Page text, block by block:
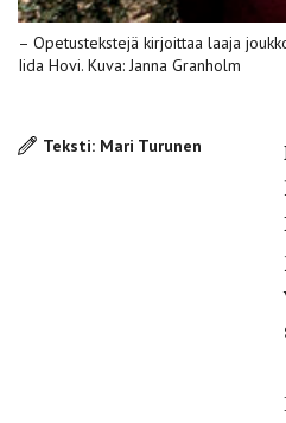
– Opetustekstejä kirjoittaa laaja
Iida Hovi. Kuva: Janna Granholm
Teksti: Mari Turunen